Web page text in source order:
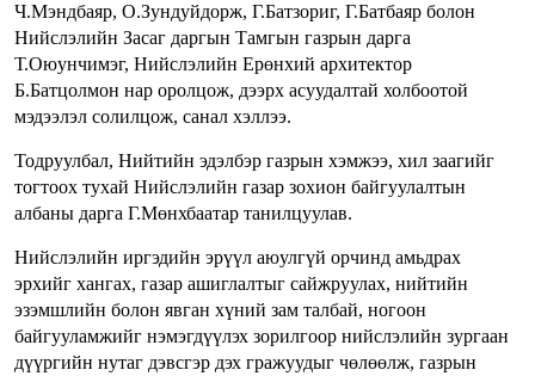
Ч.Мэндбаяр, О.Зундуйдорж, Г.Батзориг, Г.Батбаяр болон
Нийслэлийн Засаг даргын Тамгын газрын дарга
Т.Оюунчимэг, Нийслэлийн Ерөнхий архитектор
Б.Батцолмон нар оролцож, дээрх асуудалтай холбоотой
мэдээлэл солилцож, санал хэллээ.
Тодруулбал, Нийтийн эдэлбэр газрын хэмжээ, хил заагийг
тогтоох тухай Нийслэлийн газар зохион байгуулалтын
албаны дарга Г.Мөнхбаатар танилцуулав.
Нийслэлийн иргэдийн эрүүл аюулгүй орчинд амьдрах
эрхийг хангах, газар ашиглалтыг сайжруулах, нийтийн
эзэмшлийн болон явган хүний зам талбай, ногоон
байгууламжийг нэмэгдүүлэх зорилгоор нийслэлийн зургаан
дүүргийн нутаг дэвсгэр дэх гражуудыг чөлөөлж, газрын